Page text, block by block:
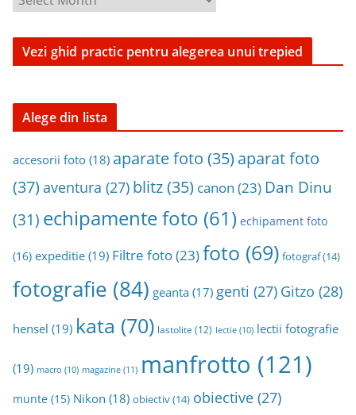
a
u
a
r
i
v
Vezi ghid practic pentru alegerea unui trepied
Alege din lista
accesorii foto (18) aparate foto (35) aparat foto
(37) aventura (27) blitz(35) canon (23) Dan Dinu
(31) echipamente foto (61) echipament foto
(16) expeditie (19) Filtre foto(23)foto (69) fotograf(14)
fotografie (84) geanta (17) genti (27) Gitzo (28)
hensel (19) kata (70) lastolite (12) lectie (10) lectii fotografie
(19) macro (10) magazine (11) manfrotto (121)
munte (15) Nikon (18) obiectiv(14) obiective (27)